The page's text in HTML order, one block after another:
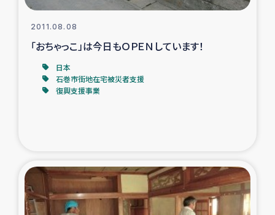
レバノンにおける緊急支援
レバノンでのシリア難民への教育支援事業
レバノンでのシリア難民・レバノン人への農業支援
石巻市街地在宅被災者支援
復興応援隊の活動
2011.08.08
「おちゃっこ」は今日もＯＰＥＮしています！
日本
石巻市街地在宅被災者支援
復興支援事業